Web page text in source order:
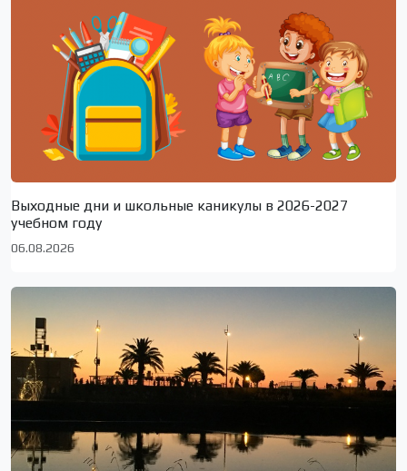
Выходные дни и школьные каникулы в 2026-2027
учебном году
06.08.2026